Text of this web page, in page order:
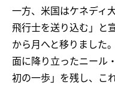
一方、米国はケネディ
飛行士を送り込む」と
から月へと移りました
面に降り立ったニール
初の一歩」を残し、こ